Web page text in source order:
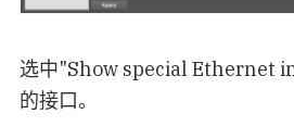
选中"Show special Ethernet
的接口。